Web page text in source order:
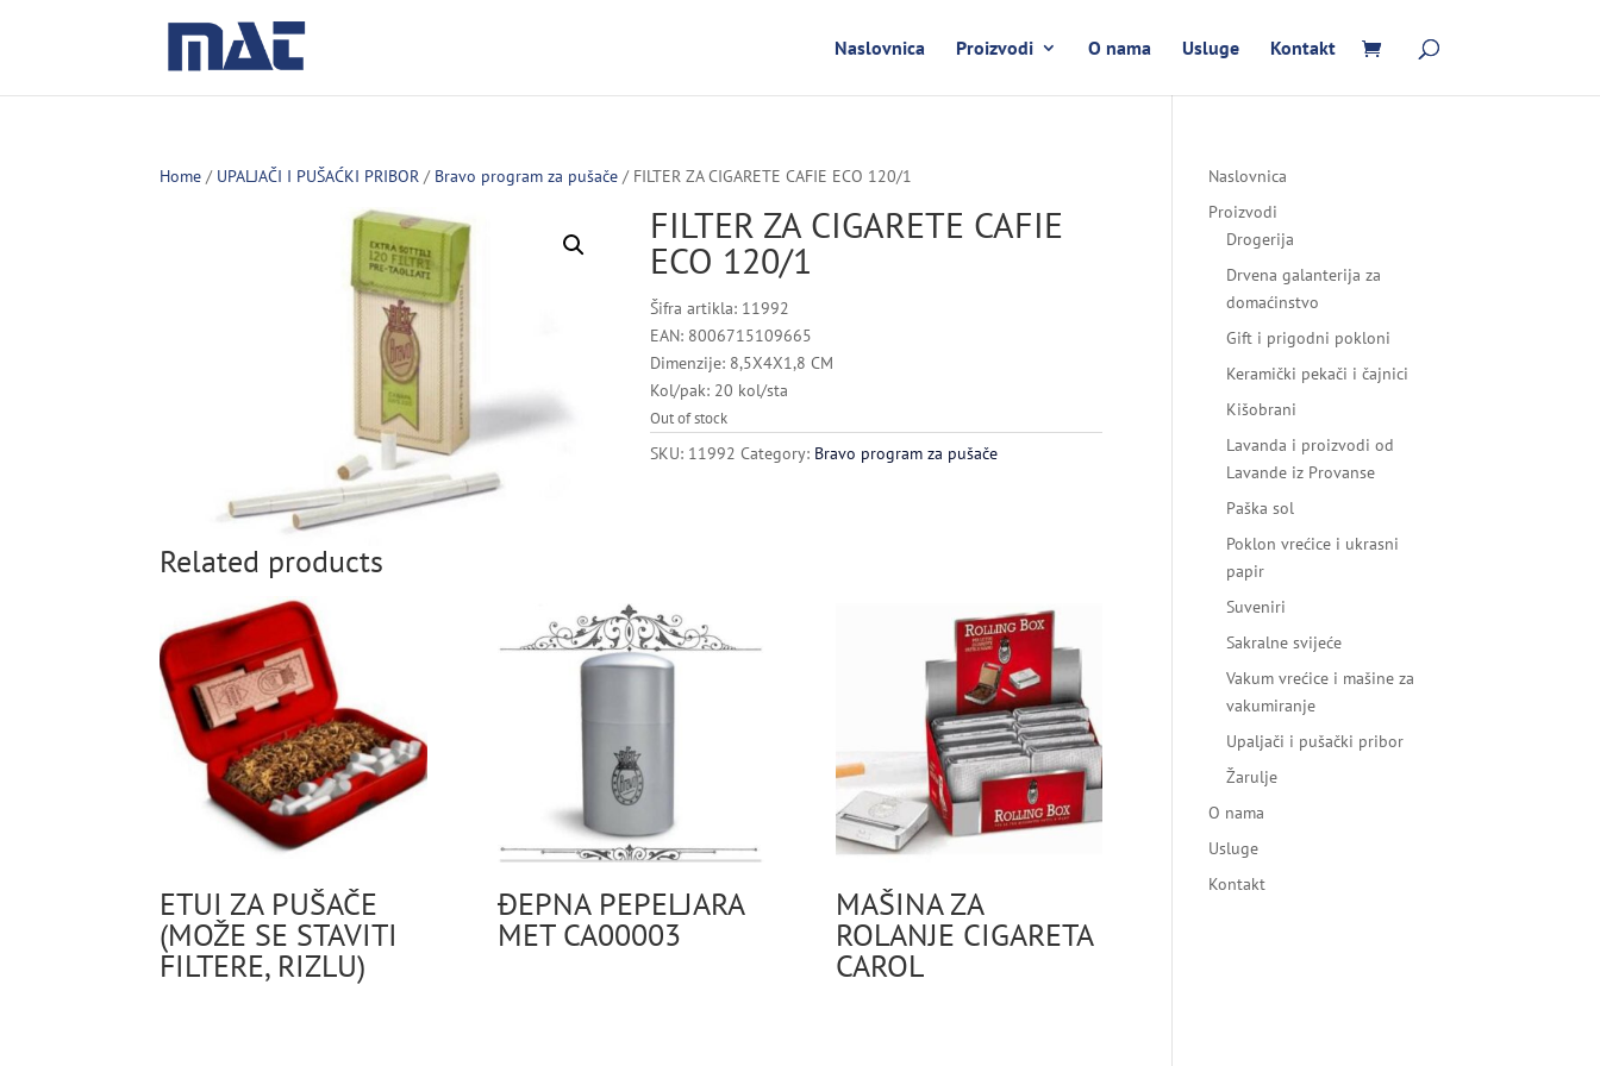
Naslovnica Proizvodi O nama Usluge Kontakt
Home / UPALJAČI I PUŠAĆKI PRIBOR / Bravo program za pušače / FILTER ZA CIGARETE CAFIE ECO 120/1
FILTER ZA CIGARETE CAFIE
ECO 120/1
Šifra artikla: 11992
EAN: 8006715109665
Dimenzije: 8,5X4X1,8 CM
Kol/pak: 20 kol/sta
Out of stock
SKU: 11992 Category: Bravo program za pušače
Related products
ETUI ZA PUŠAČE
(MOŽE SE STAVITI
FILTERE, RIZLU)
ĐEPNA PEPELJARA
MET CA00003
MAŠINA ZA
ROLANJE CIGARETA
CAROL
Naslovnica
Proizvodi
Drogerija
Drvena galanterija za
domaćinstvo
Gift i prigodni pokloni
Keramički pekači i čajnici
Kišobrani
Lavanda i proizvodi od
Lavande iz Provanse
Paška sol
Poklon vrećice i ukrasni
papir
Suveniri
Sakralne svijeće
Vakum vrećice i mašine za
vakumiranje
Upaljači i pušački pribor
Žarulje
O nama
Usluge
Kontakt